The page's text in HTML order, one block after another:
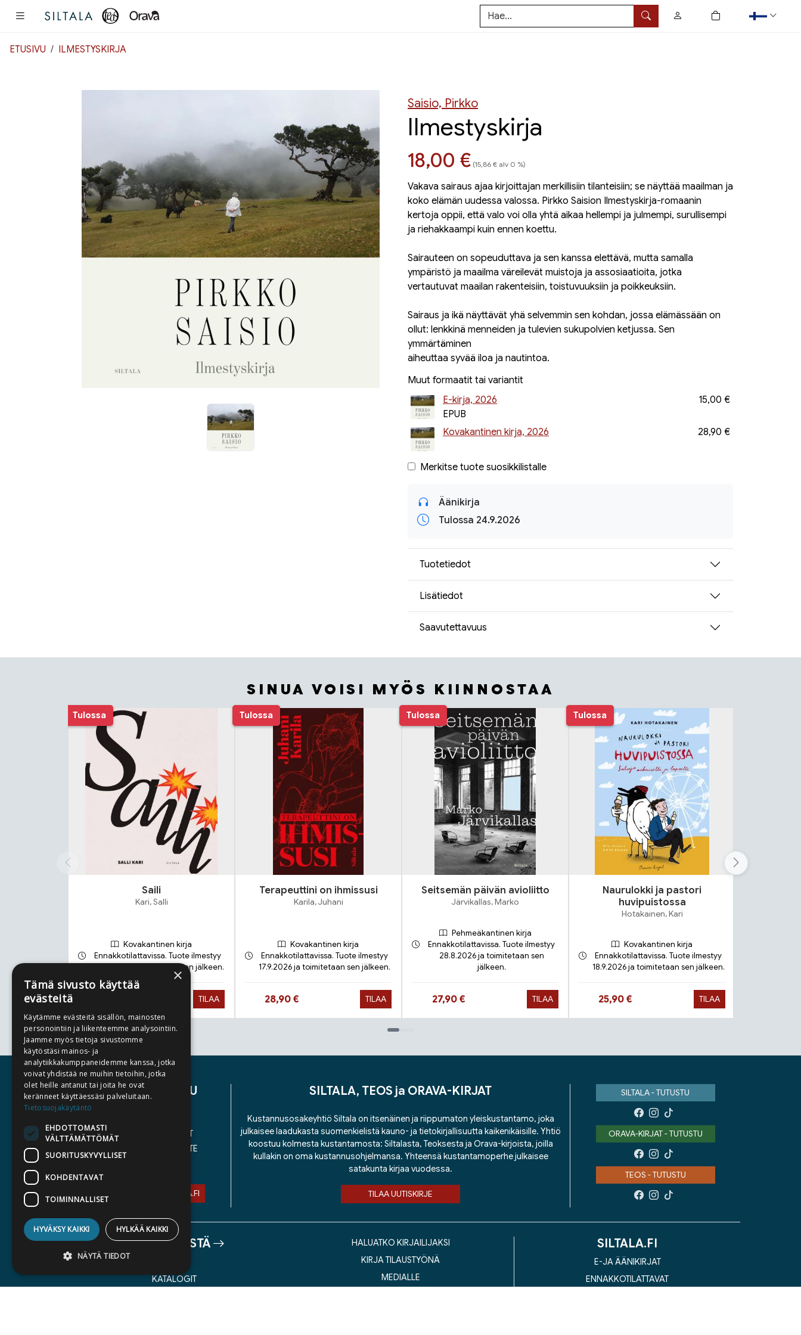
Hae
0
tuotetta ostoskorissa
ETUSIVU ILMESTYSKIRJA
Saisio, Pirkko
Ilmestyskirja
Hinta nyt
18,00 € (15,86 € alv 0 %)
Vakava sairaus ajaa kirjoittajan merkillisiin tilanteisiin; se näyttää maailman ja
koko elämän uudes­sa valossa. Pirkko Saision Ilmestyskirja-romaanin
kertoja oppii, että valo voi olla yhtä aikaa hellempi ja julmempi, surullisempi
ja riehakkaampi kuin ennen koettu.
Sairauteen on sopeuduttava ja sen kanssa elettävä, mutta samalla
ympäristö ja maailma väreilevät muistoja ja assosiaatioita, jotka
vertautuvat maailan rakenteisiin, toistuvuuksiin ja poikkeuksiin.
Sairaus ja ikä näyttävät yhä selvemmin sen kohdan, jossa elämässään on
ollut: lenkkinä menneiden ja tulevien sukupolvien ketjussa. Sen
ymmärtäminen
aiheuttaa syvää iloa ja nautintoa.
Muut formaatit tai variantit
E-kirja, 2026
EPUB
15,00 €
Kovakantinen kirja, 2026 28,90 €
Merkitse tuote suosikkilistalle
Äänikirja
Tulossa 24.9.2026
Tuotetiedot
Lisätiedot
Saavutettavuus
SINUA VOISI MYÖS KIINNOSTAA
Tuoteluettelon alku
Tulossa
Saili
Kari, Salli
Kovakantinen kirja
Ennakkotilattavissa. Tuote ilmestyy
21.9.2026 ja toimitetaan sen jälkeen.
TILAA
Tulossa
Terapeuttini on ihmissusi
Karila, Juhani
Kovakantinen kirja
Ennakkotilattavissa. Tuote ilmestyy
17.9.2026 ja toimitetaan sen jälkeen.
Hinta nyt
28,90 € TILAA
Tulossa
Seitsemän päivän avioliitto
Järvikallas, Marko
Pehmeäkantinen kirja
Ennakkotilattavissa. Tuote ilmestyy
28.8.2026 ja toimitetaan sen
jälkeen.
Hinta nyt
27,90 € TILAA
Tulossa
Naurulokki ja pastori
huvipuistossa
Hotakainen, Kari
Kovakantinen kirja
Ennakkotilattavissa. Tuote ilmestyy
18.9.2026 ja toimitetaan sen jälkeen.
Hinta nyt
25,90 € TILAA
Tuoteluettelon loppu
ASIAKASPALVELU
YLEISET TOIMITUSEHDOT
SAAVUTETTAVUUSSELOSTE
ASIAKASPALVELU@STORIA.FI
SILTALA, TEOS ja ORAVA-KIRJAT
Kustannusosakeyhtiö Siltala on itsenäinen ja riippumaton yleiskustantamo, joka
julkaisee laadukasta suomenkielistä kauno- ja tietokirjallisuutta kaikenikäisille. Yhtiö
koostuu kolmesta kustantamosta: Siltalasta, Teoksesta ja Orava-kirjoista, joilla
kullakin on oma kustannusohjelmansa. Yhteensä kustantamoperhe julkaisee
satakunta kirjaa vuodessa.
TILAA UUTISKIRJE
SILTALA - TUTUSTU
ORAVA-KIRJAT - TUTUSTU
TEOS - TUTUSTU
TIETOA MEISTÄ
KATALOGIT
HALUATKO KIRJAILIJAKSI
KIRJA TILAUSTYÖNÄ
MEDIALLE
SILTALA.FI
E-JA ÄÄNIKIRJAT
ENNAKKOTILATTAVAT
×
Tämä sivusto käyttää
evästeitä
Käytämme evästeitä sisällön, mainosten
personointiin ja liikenteemme analysointiin.
Jaamme myös tietoja sivustomme
käytöstäsi mainos- ja
analytiikkakumppaneidemme kanssa, jotka
voivat yhdistää ne muihin tietoihin, jotka
olet heille antanut tai joita he ovat
keränneet käyttäessäsi palveluitaan.
Tietosuojakäytäntö
EHDOTTOMASTI
VÄLTTÄMÄTTÖMÄT
SUORITUSKYVYLLISET
KOHDENTAVAT
TOIMINNALLISET
HYVÄKSY KAIKKI HYLKÄÄ KAIKKI
NÄYTÄ TIEDOT